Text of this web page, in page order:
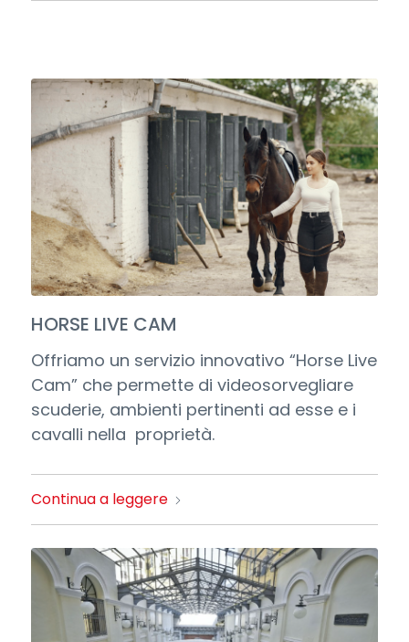
HORSE LIVE CAM
Offriamo un servizio innovativo “Horse Live
Cam” che permette di videosorvegliare
scuderie, ambienti pertinenti ad esse e i
cavalli nella proprietà.
Continua a leggere